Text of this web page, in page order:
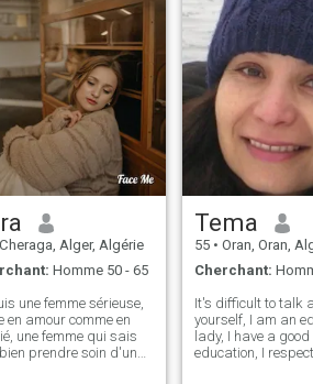
Cheraga, Alger, Algérie
Homme 50 - 65
une femme sérieuse,
en amour comme en
une femme qui sais
prendre soin d'un
Tema
55 • Oran, Oran,
Cherchant:
It's difficult to talk
yourself, I am an
lady, I have a good
education, I